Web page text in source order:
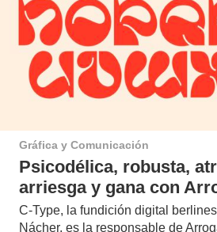
Gráfica y Comunicación
Psicodélica, robusta,
arriesga y gana con
C-Type, la fundición digital
Nácher, es la responsable de